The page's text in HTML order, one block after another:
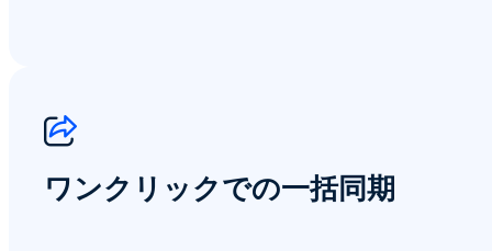
ワンクリックでの一括同期